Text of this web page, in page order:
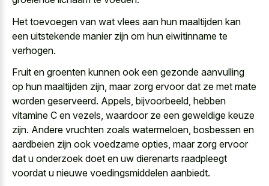
Het toevoegen van wat vlees aan hun maaltijden kan
een uitstekende manier zijn om hun eiwitinname te
verhogen.
Fruit en groenten kunnen ook een gezonde aanvulling
op hun maaltijden zijn, maar zorg ervoor dat ze met mate
worden geserveerd. Appels, bijvoorbeeld, hebben
vitamine C en vezels, waardoor ze een geweldige keuze
zijn. Andere vruchten zoals watermeloen, bosbessen en
aardbeien zijn ook voedzame opties, maar zorg ervoor
dat u onderzoek doet en uw dierenarts raadpleegt
voordat u nieuwe voedingsmiddelen aanbiedt.